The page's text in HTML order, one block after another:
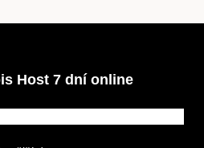
Host 7 dní online